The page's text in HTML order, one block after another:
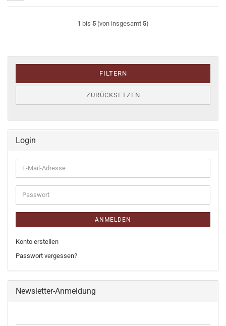
1 bis 5 (von insgesamt 5)
FILTERN
ZURÜCKSETZEN
Login
E-
Mail-
Adresse
Passwort
ANMELDEN
Konto erstellen
Passwort vergessen?
Newsletter-Anmeldung